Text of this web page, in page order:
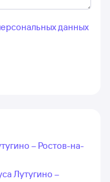
данных
– Ростов-на-
Лутугино –